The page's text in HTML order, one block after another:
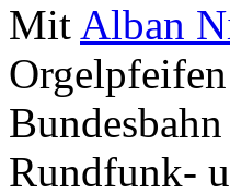
Mit Alban
Rundfunk-